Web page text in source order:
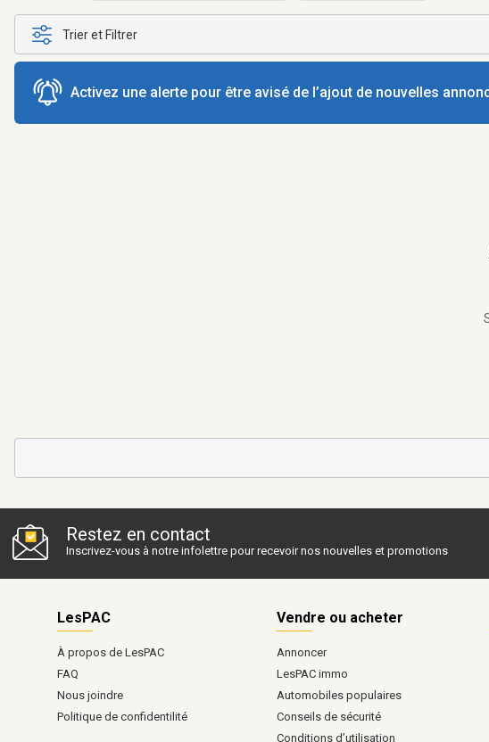
Trier et Filtrer
Activez une alerte pour être avisé de l’ajout de nouvelles
Restez en contact
Inscrivez-vous à notre infolettre pour recevoir nos nouvelles et promotions
LesPAC
À propos de LesPAC
FAQ
Nous joindre
Politique de confidentilité
Vendre ou acheter
Annoncer
LesPAC immo
Automobiles populaires
Conseils de sécurité
Conditions d’utilisation